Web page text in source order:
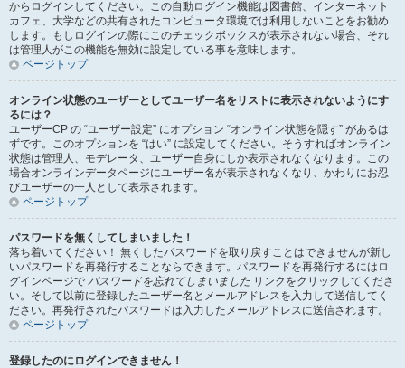
からログインしてください。この自動ログイン機能は図書館、インターネット
カフェ、大学などの共有されたコンピュータ環境では利用しないことをお勧め
します。もしログインの際にこのチェックボックスが表示されない場合、それ
は管理人がこの機能を無効に設定している事を意味します。
ページトップ
オンライン状態のユーザーとしてユーザー名をリストに表示されないようにす
るには？
ユーザーCP の “ユーザー設定” にオプション “オンライン状態を隠す” があるは
ずです。このオプションを “はい” に設定してください。そうすればオンライン
状態は管理人、モデレータ、ユーザー自身にしか表示されなくなります。この
場合オンラインデータページにユーザー名が表示されなくなり、かわりにお忍
びユーザーの一人として表示されます。
ページトップ
パスワードを無くしてしまいました！
落ち着いてください！ 無くしたパスワードを取り戻すことはできませんが新し
いパスワードを再発行することならできます。パスワードを再発行するにはロ
グインページで パスワードを忘れてしまいました リンクをクリックしてくださ
い。そして以前に登録したユーザー名とメールアドレスを入力して送信してく
ださい。再発行されたパスワードは入力したメールアドレスに送信されます。
ページトップ
登録したのにログインできません！